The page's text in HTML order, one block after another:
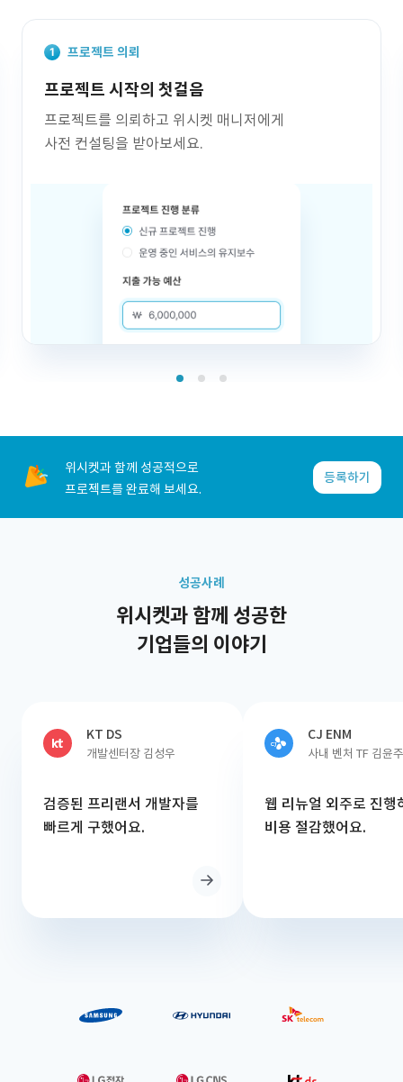
프로젝트 의뢰
프로젝트 시작의 첫걸음
프로젝트를 의뢰하고 위시켓 매니저에게
사전 컨설팅을 받아보세요.
위시켓과 함께 성공적으로
프로젝트를 완료해 보세요.
등록하기
성공사례
위시켓과 함께 성공한
기업들의 이야기
KT DS
개발센터장 김성우
검증된 프리랜서 개발자를
빠르게 구했어요.
CJ ENM
사내 벤처 TF 김윤주
웹 리뉴얼 외주로 진행
비용 절감했어요.